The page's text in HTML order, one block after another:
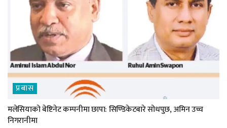
प्रबास
मलेसियाको बेष्टिनेट कम्पनीमा छापा: सिण्डिकेटबारे सोधपुछ, अमिन उच्च
निगरानीमा